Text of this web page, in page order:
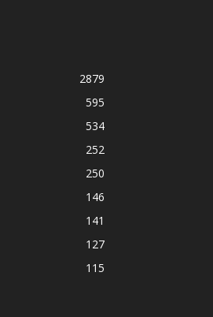
2879
595
534
252
250
146
141
127
115